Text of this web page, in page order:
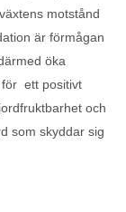
motstånd
är förmågan
öka
för ett positivt
och
som skyddar sig